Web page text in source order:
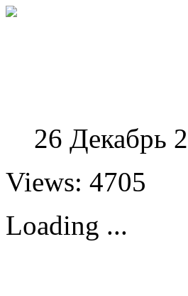
26 Декабрь
Views: 4705
Loading ...